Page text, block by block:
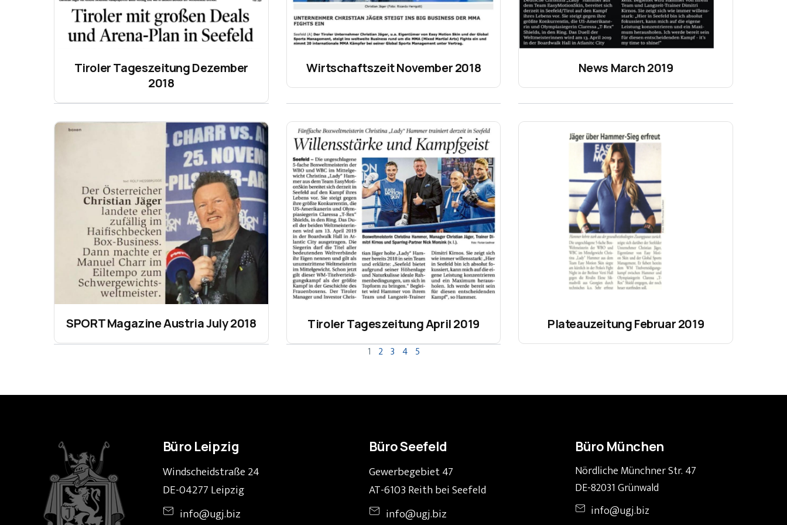
Tiroler Tageszeitung Dezember
2018
Wirtschaftszeit November 2018 News March 2019
SPORT Magazine Austria July 2018 Tiroler Tageszeitung April 2019 Plateauzeitung Februar 2019
1 2 3 4 5
Büro Leipzig
Windscheidstraße 24
DE-04277 Leipzig
info@ugj.biz
Büro Seefeld
Gewerbegebiet 47
AT-6103 Reith bei Seefeld
info@ugj.biz
Büro München
Nördliche Münchner Str. 47
DE-82031 Grünwald
info@ugj.biz